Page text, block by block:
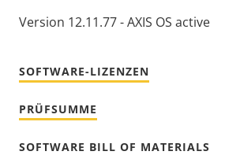
Version 12.11.77 - AXIS OS active
SOFTWARE-LIZENZEN
PRÜFSUMME
SOFTWARE BILL OF MATERIALS